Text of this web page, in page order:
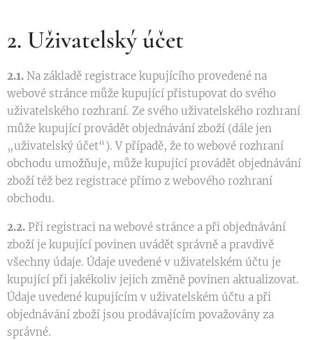
2. Uživatelský účet
2.1. Na základě registrace kupujícího provedené na
webové stránce může kupující přistupovat do svého
uživatelského rozhraní. Ze svého uživatelského rozhraní
může kupující provádět objednávání zboží (dále jen
„uživatelský účet“). V případě, že to webové rozhraní
obchodu umožňuje, může kupující provádět objednávání
zboží též bez registrace přímo z webového rozhraní
obchodu.
2.2. Při registraci na webové stránce a při objednávání
zboží je kupující povinen uvádět správně a pravdivě
všechny údaje. Údaje uvedené v uživatelském účtu je
kupující při jakékoliv jejich změně povinen aktualizovat.
Údaje uvedené kupujícím v uživatelském účtu a při
objednávání zboží jsou prodávajícím považovány za
správné.